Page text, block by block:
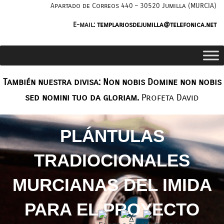
Apartado de Correos 440 – 30520 Jumilla (MURCIA)
E-mail: templariosdejumilla@telefonica.net
También nuestra divisa: Non nobis Domine non nobis
sed nomini tuo da gloriam. Profeta David
PLÁNTULAS
TRADIOCIONALES
MURCIANAS DEL IMIDA
PARA EL PROYECTO